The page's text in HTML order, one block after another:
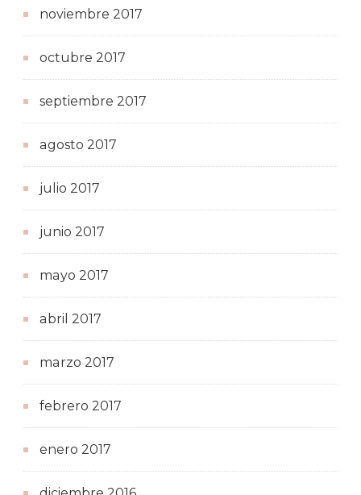
noviembre 2017
octubre 2017
septiembre 2017
agosto 2017
julio 2017
junio 2017
mayo 2017
abril 2017
marzo 2017
febrero 2017
enero 2017